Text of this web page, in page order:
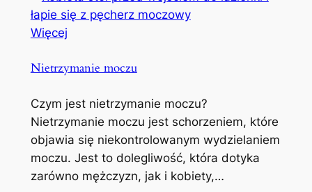
Więcej
Nietrzymanie moczu
Czym jest nietrzymanie moczu?
Nietrzymanie moczu jest schorzeniem, które
objawia się niekontrolowanym wydzielaniem
moczu. Jest to dolegliwość, która dotyka
zarówno mężczyzn, jak i kobiety,…